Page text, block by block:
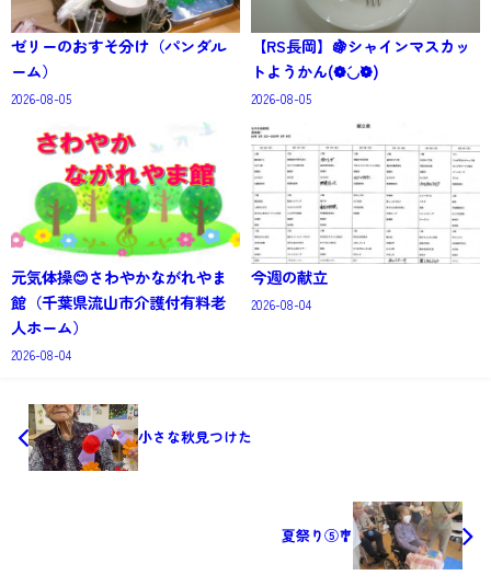
ゼリーのおすそ分け（パンダル
ーム）
2026-08-05
【RS長岡】🍇シャインマスカッ
トようかん(❁´◡`❁)
2026-08-05
元気体操😊さわやかながれやま
館（千葉県流山市介護付有料老
人ホーム）
2026-08-04
今週の献立
2026-08-04
小さな秋見つけた
夏祭り⑤🎐